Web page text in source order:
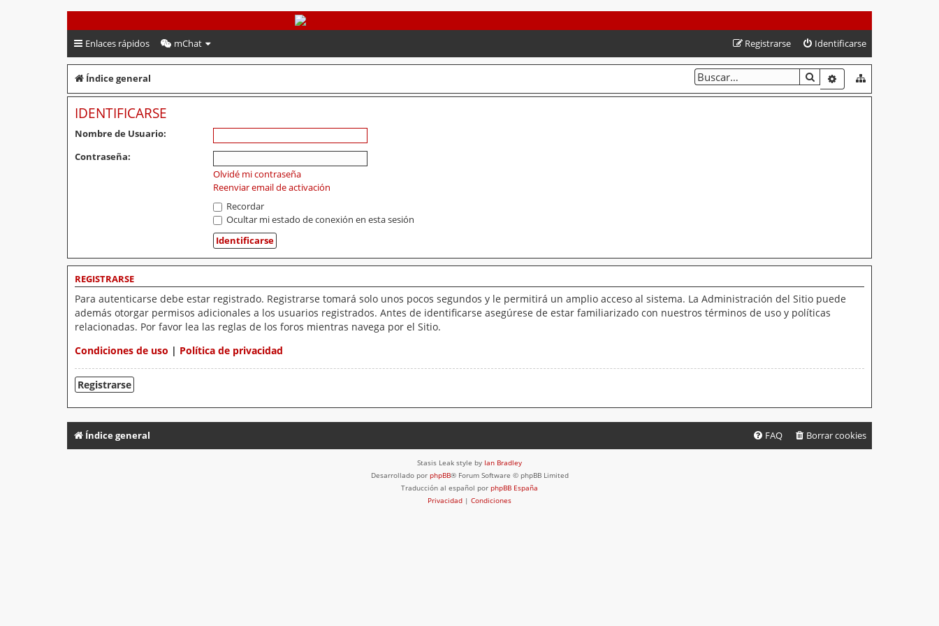
PeruVoley.com
Enlaces rápidos mChat Identificarse
Registrarse
Índice general BUSCARBÚSQUEDA
IDENTIFICARSE
Nombre de Usuario:
Contraseña:
Olvidé mi contraseña
Reenviar email de activación
Recordar
Ocultar mi estado de conexión en esta sesión
REGISTRARSE
Para autenticarse debe estar registrado. Registrarse tomará solo unos pocos segundos y le permitirá un amplio acceso al sistema. La Administración del Sitio puede
además otorgar permisos adicionales a los usuarios registrados. Antes de identificarse asegúrese de estar familiarizado con nuestros términos de uso y políticas
relacionadas. Por favor lea las reglas de los foros mientras navega por el Sitio.
Condiciones de uso | Política de privacidad
Registrarse
Índice general Borrar cookies
FAQ
Stasis Leak style by Ian Bradley
Desarrollado por phpBB® Forum Software © phpBB Limited
Traducción al español por phpBB España
Privacidad | Condiciones